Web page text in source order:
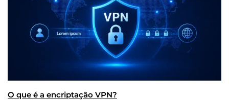
O que é a encriptação VPN?